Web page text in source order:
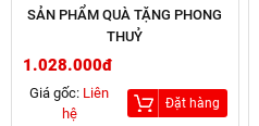
SẢN PHẨM QUÀ TẶNG PHONG
THUỶ
1.028.000đ
Giá gốc: Liên
hệ
Đặt hàng